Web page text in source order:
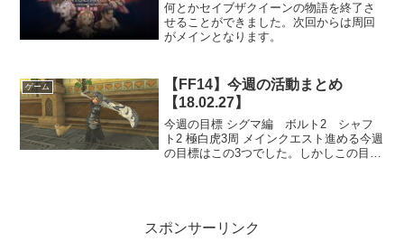
何とかセイブザクイーンの物語を終了さ
せることができました。次回からは周回
がメインとなります。
ゲーム
【FF14】今週の活動まとめ
【18.02.27】
今週の目標 シグマ編 ボルト2 シャフ
ト2 極白虎3周 メインクエスト進める今週
の目標はこの3つでした。しかしこの目標
スポンサーリンク